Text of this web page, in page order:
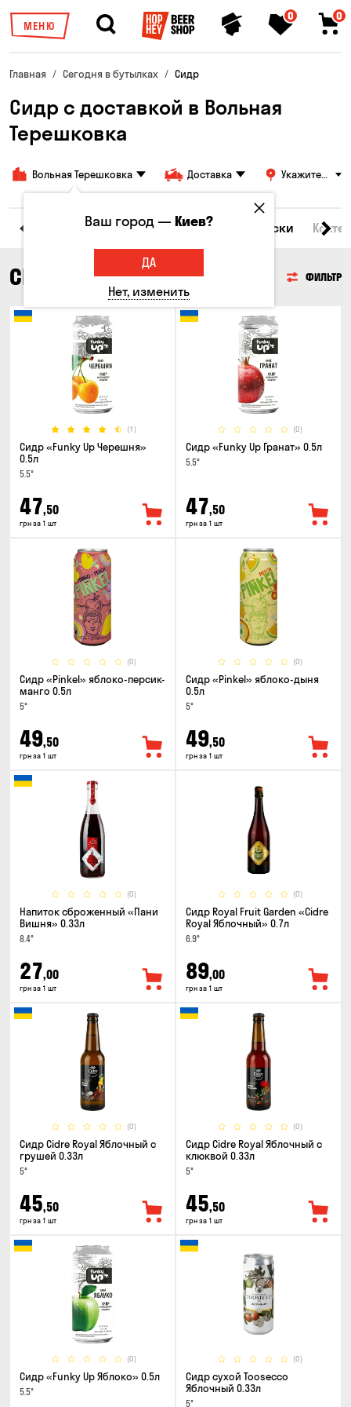
МЕНЮ
0 0
Главная Сегодня в бутылках Сидр
Сидр с доставкой в Вольная
Терешковка
Вольная Терешковка Доставка
Укажите
Все товары Пиво Сидр Вино Виски
СИДР ФИЛЬТР
(1)
Сидр «Funky Up Черешня»
0.5л
5.5°
47,50
грн за 1 шт
(0)
Сидр «Funky Up Гранат» 0.5л
5.5°
47,50
грн за 1 шт
(0)
Сидр «Pinkel» яблоко-персик-
манго 0.5л
5°
49,50
грн за 1 шт
(0)
Сидр «Pinkel» яблоко-дыня
0.5л
5°
49,50
грн за 1 шт
(0)
Напиток сброженный «Пани
Вишня» 0.33л
8.4°
27,00
грн за 1 шт
(0)
Сидр Royal Fruit Garden «Cidre
Royal Яблочный» 0.7л
6.9°
89,00
грн за 1 шт
(0)
Сидр Cidre Royal Яблочный с
грушей 0.33л
5°
45,50
грн за 1 шт
(0)
Сидр Cidre Royal Яблочный с
клюквой 0.33л
5°
45,50
грн за 1 шт
(0)
Сидр «Funky Up Яблоко» 0.5л
5.5°
(0)
Сидр сухой Toosecco
Яблочный 0.33л
5°
Ваш город —Киев?
ДА
Нет, изменить